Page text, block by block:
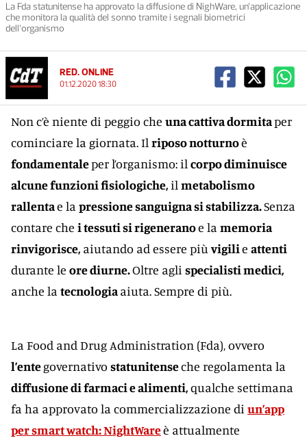
La Fda statunitense ha approvato la diffusione di NighWare, un’applicazione
che monitora la qualità del sonno tramite i segnali biometrici
dell’organismo
RED. ONLINE
01.12.2020 18:30
Non c’è niente di peggio che una cattiva dormitaper
cominciare la giornata. Il riposo notturnoè
fondamentaleper l’organismo: il corpo diminuisce
alcune funzioni fisiologiche,il metabolismo
rallentae la pressione sanguigna si stabilizza.Senza
contare che i tessuti si rigeneranoe la memoria
rinvigorisce, aiutando ad essere piùvigilie attenti
durante le ore diurne.Oltre agli specialisti medici,
anche la tecnologiaaiuta. Sempre di più.
La Food and Drug Administration (Fda), ovvero
l’entegovernativo statunitenseche regolamenta la
diffusione di farmaci e alimenti,qualche settimana
fa ha approvato la commercializzazione di un’app
per smart watch: NightWareè attualmente